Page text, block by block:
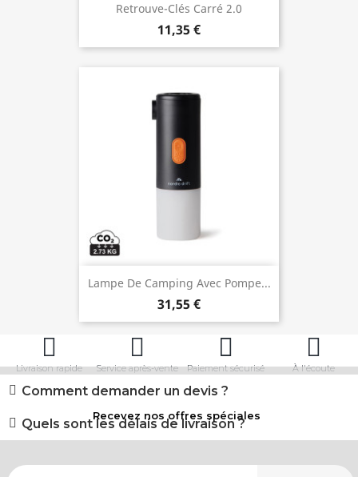
Retrouve-Clés Carré 2.0
11,35 €
Lampe De Camping Avec Pompe...
31,55 €
Livraison rapide Service après-vente Paiement sécurisé À l'écoute
Comment demander un devis ?
Quels sont les délais de livraison ?
Recevez nos offres spéciales